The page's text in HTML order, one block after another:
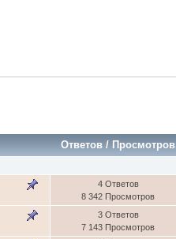
Ответов/ Просмотров
4 Ответов
8 342 Просмотров
3 Ответов
7 143 Просмотров